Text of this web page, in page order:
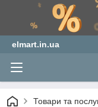
elmart.in.ua
Товари та